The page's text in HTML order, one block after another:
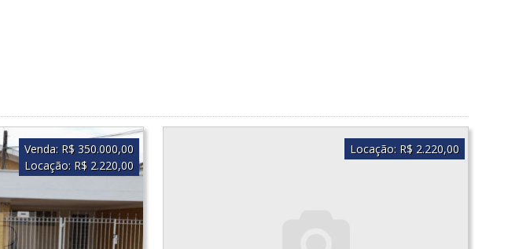
Venda: R$ 350.000,00
Locação: R$ 2.220,00
Locação: R$ 2.220,00